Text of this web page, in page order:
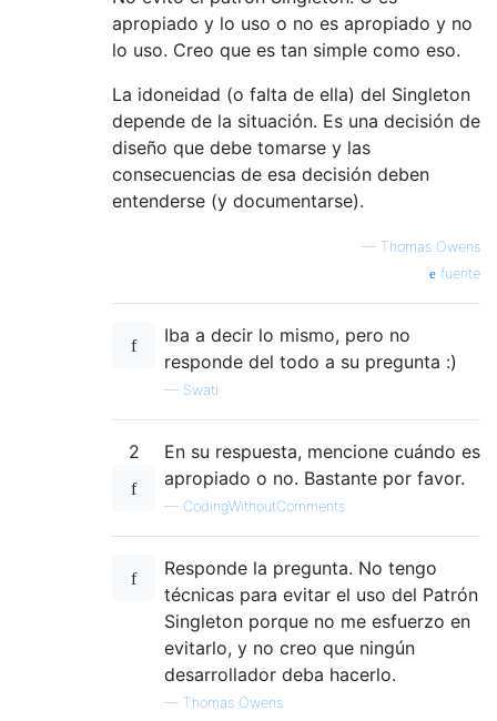
apropiado y lo uso o no es apropiado y no
lo uso. Creo que es tan simple como eso.
La idoneidad (o falta de ella) del Singleton
depende de la situación. Es una decisión de
diseño que debe tomarse y las
consecuencias de esa decisión deben
entenderse (y documentarse).
— Thomas Owens
fuente
Iba a decir lo mismo, pero no
responde del todo a su pregunta :)
— Swati
2
En su respuesta, mencione cuándo es
apropiado o no. Bastante por favor.
— CodingWithoutComments
Responde la pregunta. No tengo
técnicas para evitar el uso del Patrón
Singleton porque no me esfuerzo en
evitarlo, y no creo que ningún
desarrollador deba hacerlo.
— Thomas Owens